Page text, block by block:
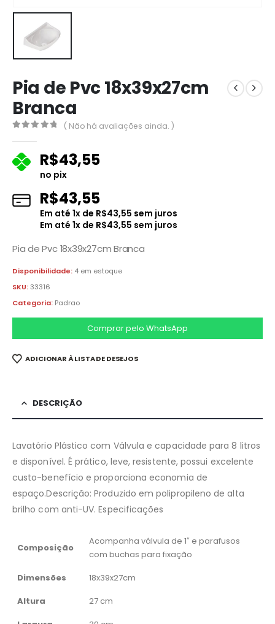
Pia de Pvc 18x39x27cm
Branca
( Não há avaliações ainda. )
R$43,55
no pix
R$43,55
Em até 1x de R$43,55 sem juros
Em até 1x de R$43,55 sem juros
Pia de Pvc 18x39x27cm Branca
Disponibilidade: 4 em estoque
SKU:33316
Categoria: Padrao
Comprar pelo WhatsApp
ADICIONAR À LISTA DE DESEJOS
DESCRIÇÃO
Lavatório Plástico com Válvula e capacidade para 8 litros
e disponível. É prático, leve, resistente, possui excelente
custo-benefício e proporciona economia de
espaço.Descrição: Produzido em polipropileno de alta
brilho com anti-UV. Especificações
Composição
Acompanha válvula de 1″ e parafusos
com buchas para fixação
Dimensões
18x39x27cm
Altura
27 cm